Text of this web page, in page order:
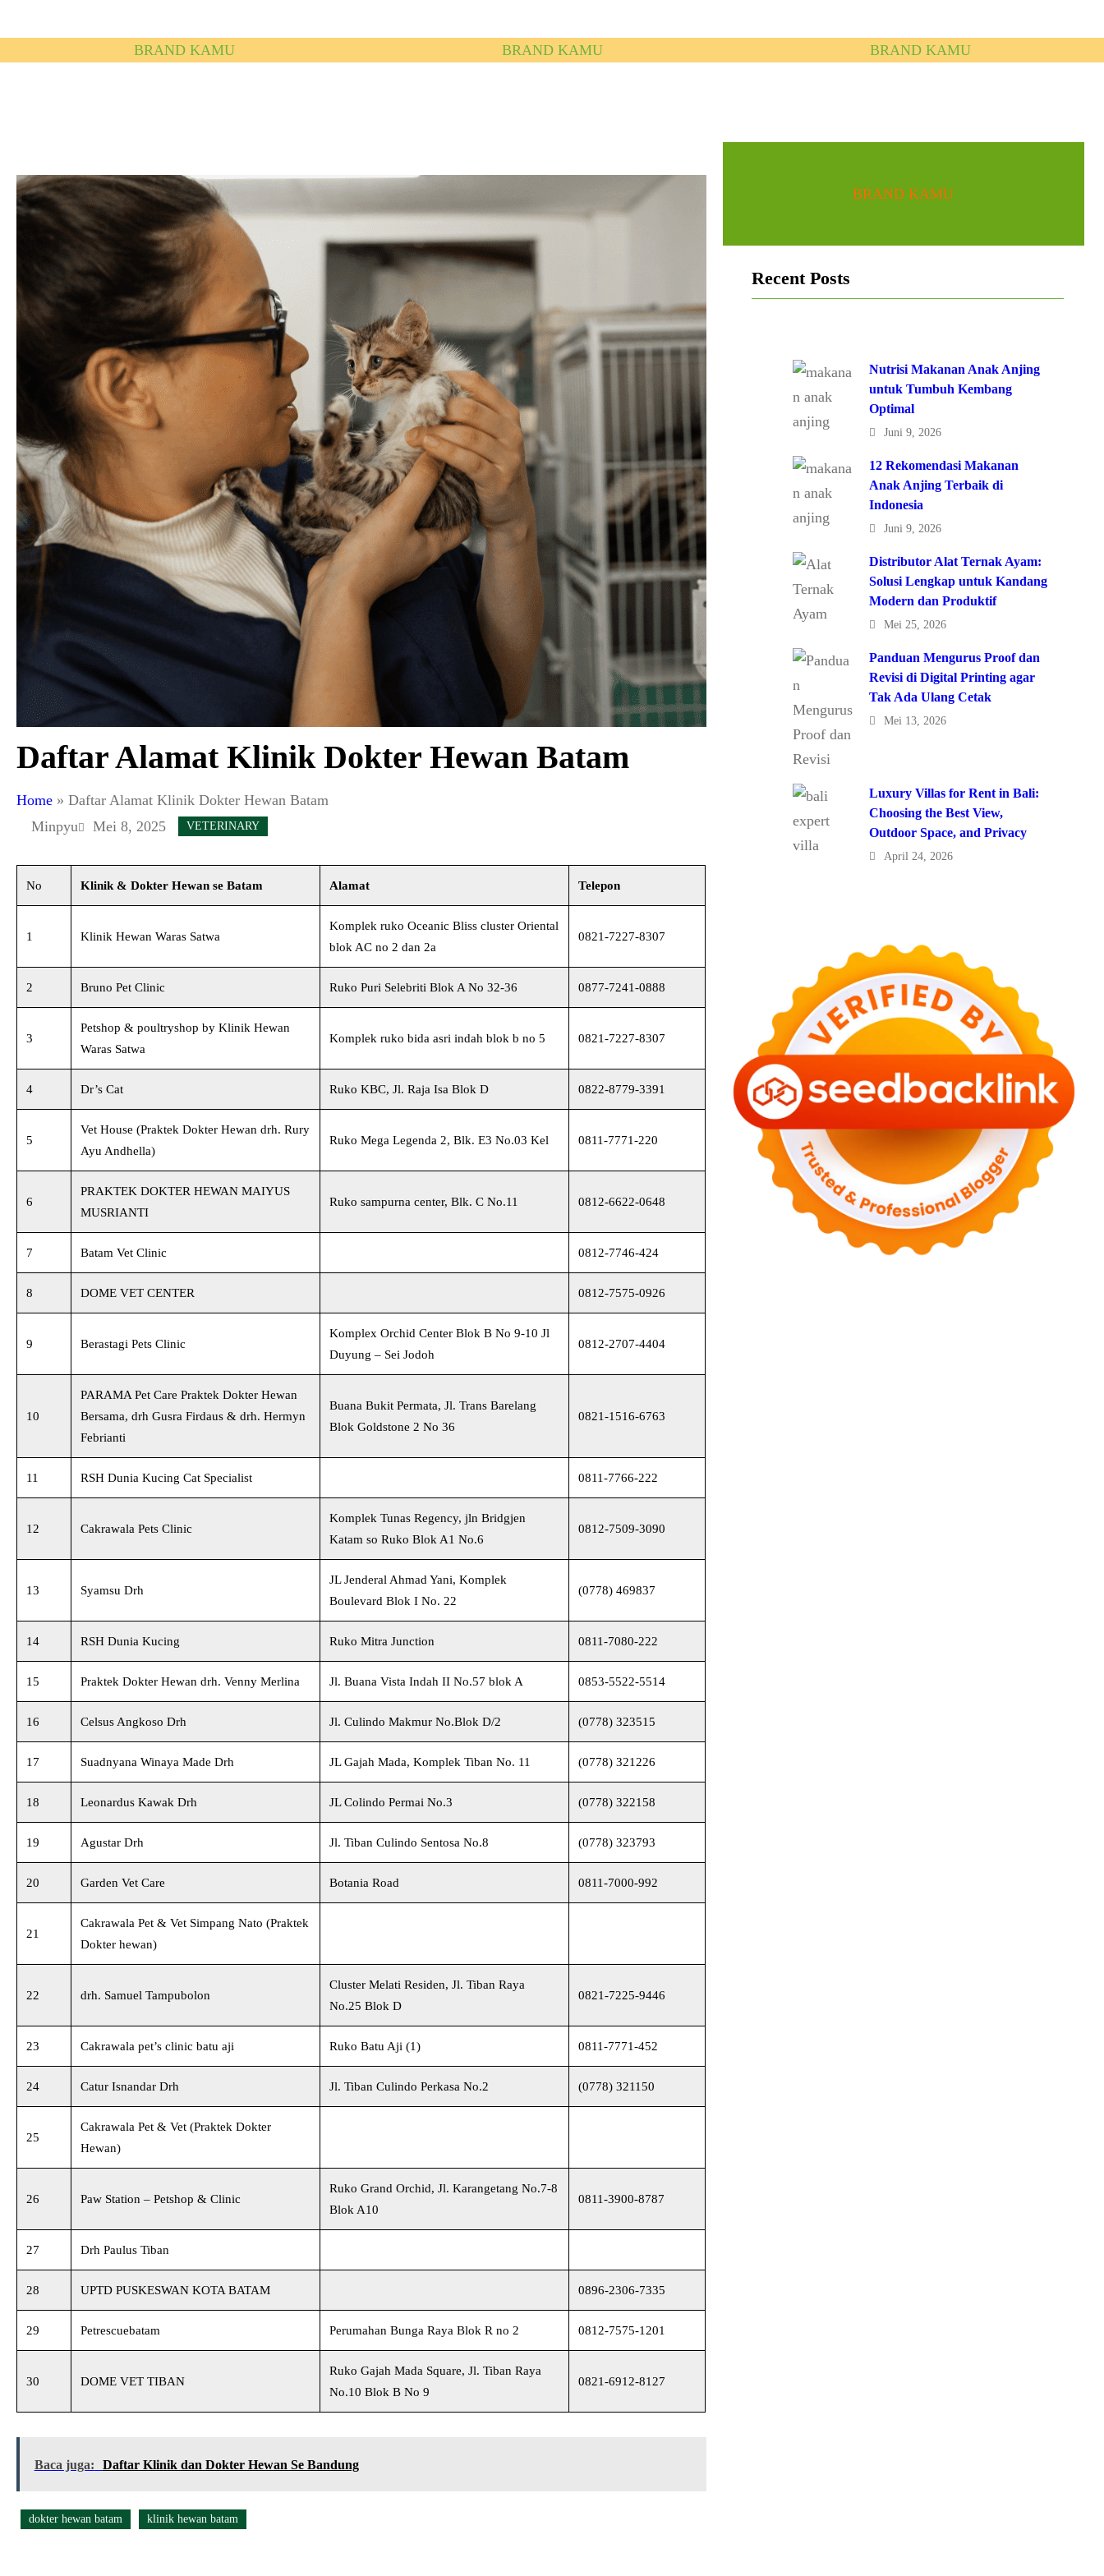
BRAND KAMU BRAND KAMU BRAND KAMU
Daftar Alamat Klinik Dokter Hewan Batam
Home » Daftar Alamat Klinik Dokter Hewan Batam
Minpyu
Mei 8, 2025 VETERINARY
No Klinik & Dokter Hewan se Batam Alamat Telepon
1 Klinik Hewan Waras Satwa
Komplek ruko Oceanic Bliss cluster Oriental
blok AC no 2 dan 2a
0821-7227-8307
2 Bruno Pet Clinic Ruko Puri Selebriti Blok A No 32-36 0877-7241-0888
3
Petshop & poultryshop by Klinik Hewan
Waras Satwa
Komplek ruko bida asri indah blok b no 5 0821-7227-8307
4 Dr’s Cat Ruko KBC, Jl. Raja Isa Blok D 0822-8779-3391
5
Vet House (Praktek Dokter Hewan drh. Rury
Ayu Andhella)
Ruko Mega Legenda 2, Blk. E3 No.03 Kel 0811-7771-220
6
PRAKTEK DOKTER HEWAN MAIYUS
MUSRIANTI
Ruko sampurna center, Blk. C No.11 0812-6622-0648
7 Batam Vet Clinic 0812-7746-424
8 DOME VET CENTER 0812-7575-0926
9 Berastagi Pets Clinic
Komplex Orchid Center Blok B No 9-10 Jl
Duyung – Sei Jodoh
0812-2707-4404
10
PARAMA Pet Care Praktek Dokter Hewan
Bersama, drh Gusra Firdaus & drh. Hermyn
Febrianti
Buana Bukit Permata, Jl. Trans Barelang
Blok Goldstone 2 No 36
0821-1516-6763
11 RSH Dunia Kucing Cat Specialist 0811-7766-222
12 Cakrawala Pets Clinic
Komplek Tunas Regency, jln Bridgjen
Katam so Ruko Blok A1 No.6
0812-7509-3090
13 Syamsu Drh
JL Jenderal Ahmad Yani, Komplek
Boulevard Blok I No. 22
(0778) 469837
14 RSH Dunia Kucing Ruko Mitra Junction 0811-7080-222
15 Praktek Dokter Hewan drh. Venny Merlina Jl. Buana Vista Indah II No.57 blok A 0853-5522-5514
16 Celsus Angkoso Drh Jl. Culindo Makmur No.Blok D/2 (0778) 323515
17 Suadnyana Winaya Made Drh JL Gajah Mada, Komplek Tiban No. 11 (0778) 321226
18 Leonardus Kawak Drh JL Colindo Permai No.3 (0778) 322158
19 Agustar Drh Jl. Tiban Culindo Sentosa No.8 (0778) 323793
20 Garden Vet Care Botania Road 0811-7000-992
21
Cakrawala Pet & Vet Simpang Nato (Praktek
Dokter hewan)
22 drh. Samuel Tampubolon
Cluster Melati Residen, Jl. Tiban Raya
No.25 Blok D
0821-7225-9446
23 Cakrawala pet’s clinic batu aji Ruko Batu Aji (1) 0811-7771-452
24 Catur Isnandar Drh Jl. Tiban Culindo Perkasa No.2 (0778) 321150
25
Cakrawala Pet & Vet (Praktek Dokter
Hewan)
26 Paw Station – Petshop & Clinic
Ruko Grand Orchid, Jl. Karangetang No.7-8
Blok A10
0811-3900-8787
27 Drh Paulus Tiban
28 UPTD PUSKESWAN KOTA BATAM 0896-2306-7335
29 Petrescuebatam Perumahan Bunga Raya Blok R no 2 0812-7575-1201
30 DOME VET TIBAN
Ruko Gajah Mada Square, Jl. Tiban Raya
No.10 Blok B No 9
0821-6912-8127
Baca juga: Daftar Klinik dan Dokter Hewan Se Bandung
dokter hewan batam klinik hewan batam
BRAND KAMU
Recent Posts
Nutrisi Makanan Anak Anjing
untuk Tumbuh Kembang
Optimal
Juni 9, 2026
12 Rekomendasi Makanan
Anak Anjing Terbaik di
Indonesia
Juni 9, 2026
Distributor Alat Ternak Ayam:
Solusi Lengkap untuk Kandang
Modern dan Produktif
Mei 25, 2026
Panduan Mengurus Proof dan
Revisi di Digital Printing agar
Tak Ada Ulang Cetak
Mei 13, 2026
Luxury Villas for Rent in Bali:
Choosing the Best View,
Outdoor Space, and Privacy
April 24, 2026